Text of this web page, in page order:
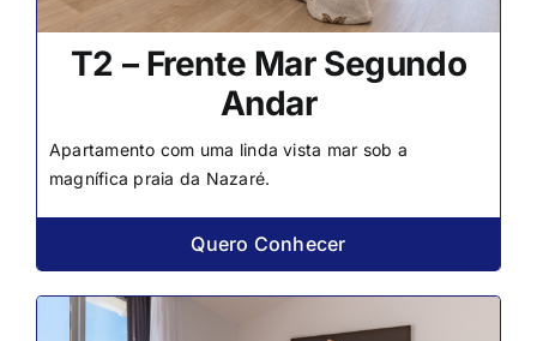
T2 – Frente Mar Segundo
Andar
Apartamento com uma linda vista mar sob a
magnífica praia da Nazaré.
Quero Conhecer